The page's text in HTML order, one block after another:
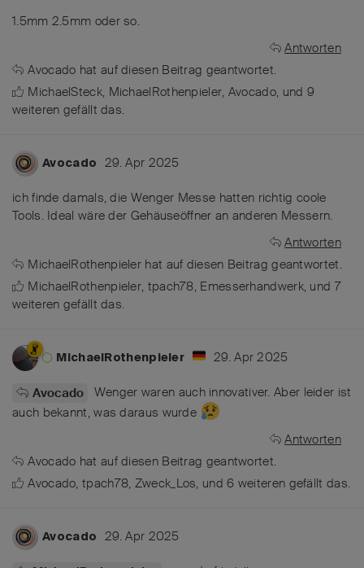
1.5mm 2.5mm oder so.
Antworten
Avocado hat auf diesen Beitrag geantwortet.
MichaelSteck, MichaelRothenpieler, Avocado, und 9
weiteren gefällt das.
Avocado 29. Apr 2025
ich finde damals, die Wenger Messe hatten richtig coole
Tools. Ideal wäre der Gehäuseöffner an anderen Messern.
Antworten
MichaelRothenpieler hat auf diesen Beitrag geantwortet.
MichaelRothenpieler, tpach78, Emesserhandwerk, und 7
weiteren gefällt das.
MichaelRothenpieler 29. Apr 2025
Avocado
Wenger waren auch innovativer. Aber leider ist
auch bekannt, was daraus wurde
Antworten
Avocado hat auf diesen Beitrag geantwortet.
Avocado,tpach78, Zweck_Los, und6 weiteren gefällt das.
Avocado 29. Apr 2025